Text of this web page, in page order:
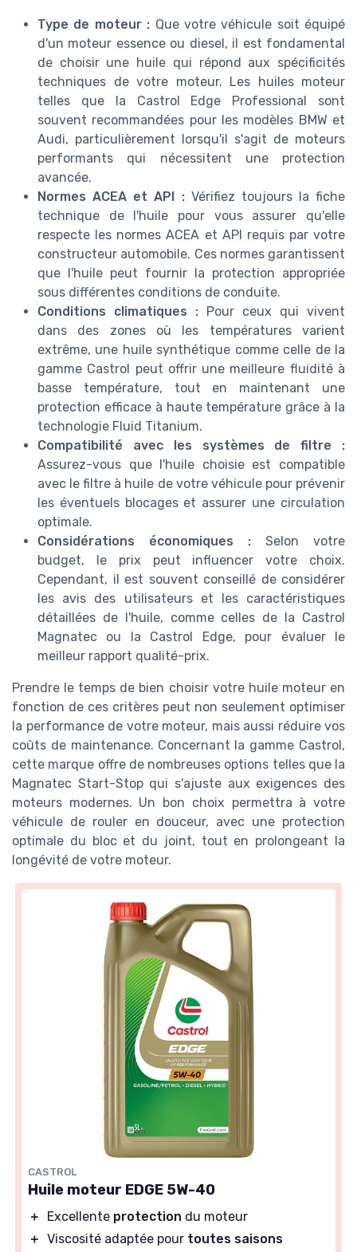
Type de moteur : Que votre véhicule soit équipé
d'un moteur essence ou diesel, il est fondamental
de choisir une huile qui répond aux spécificités
techniques de votre moteur. Les huiles moteur
telles que la Castrol Edge Professional sont
souvent recommandées pour les modèles BMW et
Audi, particulièrement lorsqu'il s'agit de moteurs
performants qui nécessitent une protection
avancée.
Normes ACEA et API :Vérifiez toujours la fiche
technique de l'huile pour vous assurer qu'elle
respecte les normes ACEA et API requis par votre
constructeur automobile. Ces normes garantissent
que l'huile peut fournir la protection appropriée
sous différentes conditions de conduite.
Conditions climatiques : Pour ceux qui vivent
dans des zones où les températures varient
extrême, une huile synthétique comme celle de la
gamme Castrol peut offrir une meilleure fluidité à
basse température, tout en maintenant une
protection efficace à haute température grâce à la
technologie Fluid Titanium.
Compatibilité avec les systèmes de filtre :
Assurez-vous que l'huile choisie est compatible
avec le filtre à huile de votre véhicule pour prévenir
les éventuels blocages et assurer une circulation
optimale.
Considérations économiques : Selon votre
budget, le prix peut influencer votre choix.
Cependant, il est souvent conseillé de considérer
les avis des utilisateurs et les caractéristiques
détaillées de l'huile, comme celles de la Castrol
Magnatec ou la Castrol Edge, pour évaluer le
meilleur rapport qualité-prix.
Prendre le temps de bien choisir votre huile moteur en
fonction de ces critères peut non seulement optimiser
la performance de votre moteur, mais aussi réduire vos
coûts de maintenance. Concernant la gamme Castrol,
cette marque offre de nombreuses options telles que la
Magnatec Start-Stop qui s'ajuste aux exigences des
moteurs modernes. Un bon choix permettra à votre
véhicule de rouler en douceur, avec une protection
optimale du bloc et du joint, tout en prolongeant la
longévité de votre moteur.
CASTROL
Huile moteur EDGE 5W-40
＋ Excellente protection du moteur
＋ Viscosité adaptée pour toutes saisons